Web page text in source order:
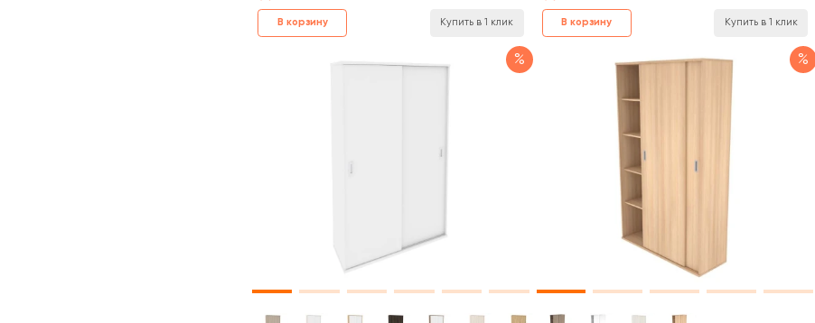
В корзину Купить в 1 клик В корзину Купить в 1 клик
% %